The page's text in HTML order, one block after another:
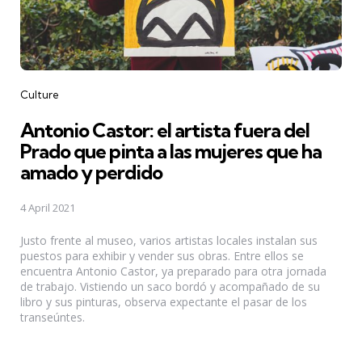
Categories
Culture
Antonio Castor: el artista fuera del
Prado que pinta a las mujeres que ha
amado y perdido
4 April 2021
Justo frente al museo, varios artistas locales instalan sus
puestos para exhibir y vender sus obras. Entre ellos se
encuentra Antonio Castor, ya preparado para otra jornada
de trabajo. Vistiendo un saco bordó y acompañado de su
libro y sus pinturas, observa expectante el pasar de los
transeúntes.